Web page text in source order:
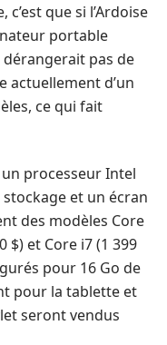
que si l’Ardoise
portable
pas de
actuellement d’un
ce qui fait
processeur Intel
stockage et un écran
des modèles Core
$) et Core i7 (1 399
pour 16 Go de
pour la tablette et
seront vendus